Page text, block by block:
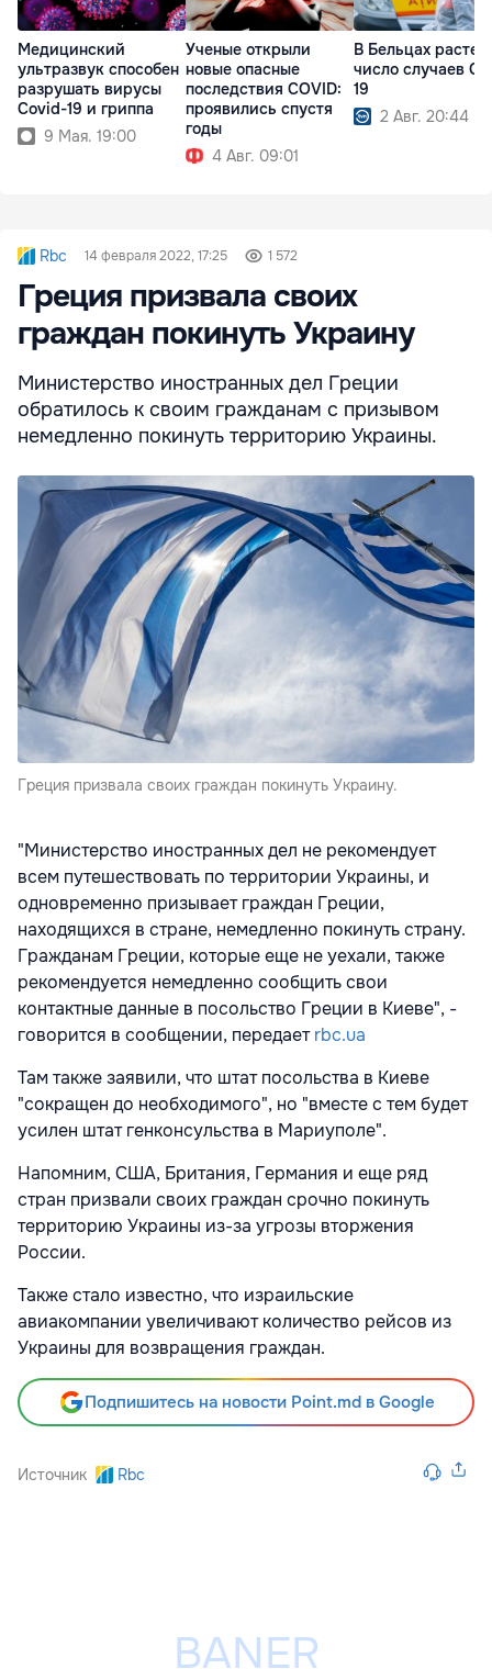
Медицинский
ультразвук способен
разрушать вирусы
Covid-19 и гриппа
9 Мая. 19:00
Ученые открыли
новые опасные
последствия COVID:
проявились спустя
годы
4 Авг. 09:01
В Бельцах растет
число случаев
19
2 Авг. 20:44
Rbc 14 февраля 2022, 17:25 1 572
Греция призвала своих
граждан покинуть Украину
Министерство иностранных дел Греции
обратилось к своим гражданам с призывом
немедленно покинуть территорию Украины.
Греция призвала своих граждан покинуть Украину.
"Министерство иностранных дел не рекомендует
всем путешествовать по территории Украины, и
одновременно призывает граждан Греции,
находящихся в стране, немедленно покинуть страну.
Гражданам Греции, которые еще не уехали, также
рекомендуется немедленно сообщить свои
контактные данные в посольство Греции в Киеве", -
говорится в сообщении, передаетrbc.ua
Там также заявили, что штат посольства в Киеве
"сокращен до необходимого", но "вместе с тем будет
усилен штат генконсульства в Мариуполе".
Напомним, США, Британия, Германия и еще ряд
стран призвали своих граждан срочно покинуть
территорию Украины из-за угрозы вторжения
России.
Также стало известно, что израильские
авиакомпании увеличивают количество рейсов из
Украины для возвращения граждан.
Подпишитесь на новости Point.md в Google
Источник Rbc